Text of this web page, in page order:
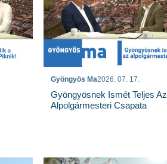
Gyöngyös Ma2026. 07. 17.
Gyöngyösnek Ismét Teljes Az
Alpolgármesteri Csapata